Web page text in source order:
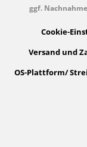
ggf.
Cookie-
Versand und
OS-Plattform/